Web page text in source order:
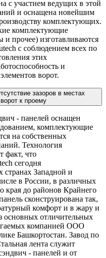
с участием ведущих в этой
и оснащена новейшим
комплектующих.
комплектующие
прочее) изготавливаются
с соблюдением всех по
этих
и
ворот.
зазоров в местах
к проему
- панелей оснащен
комплектующие
на собственных
Технология
факт, что
сегодня
странах Западной и
в России, в различных
края до районов Крайнего
сконструирована так,
комфорт и в жару и
основных отличительных
компанией ООО
Башкортостан. Завод по
лента служит
- панелей и от